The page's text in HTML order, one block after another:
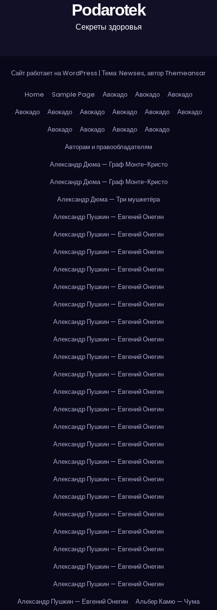
Podarotek
Секреты здоровья
Сайт работает на WordPress | Тема: Newses, авторThemeansar
Home Sample Page Авокадо Авокадо
Авокадо
Авокадо
Авокадо Авокадо Авокадо Авокадо
Авокадо
Авокадо
Авокадо Авокадо
Авокадо
Авторам и правообладателям
Александр Дюма — Граф Монте-Кристо
Александр Дюма — Граф Монте-Кристо
Александр Дюма — Три мушкетёра
Александр Пушкин — Евгений Онегин
Александр Пушкин — Евгений Онегин
Александр Пушкин — Евгений Онегин
Александр Пушкин — Евгений Онегин
Александр Пушкин — Евгений Онегин
Александр Пушкин — Евгений Онегин
Александр Пушкин — Евгений Онегин
Александр Пушкин — Евгений Онегин
Александр Пушкин — Евгений Онегин
Александр Пушкин — Евгений Онегин
Александр Пушкин — Евгений Онегин
Александр Пушкин — Евгений Онегин
Александр Пушкин — Евгений Онегин
Александр Пушкин — Евгений Онегин
Александр Пушкин — Евгений Онегин
Александр Пушкин — Евгений Онегин
Александр Пушкин — Евгений Онегин
Александр Пушкин — Евгений Онегин
Александр Пушкин — Евгений Онегин
Александр Пушкин — Евгений Онегин
Александр Пушкин — Евгений Онегин
Александр Пушкин — Евгений Онегин
Александр Пушкин — Евгений Онегин
Альбер Камю — Чума